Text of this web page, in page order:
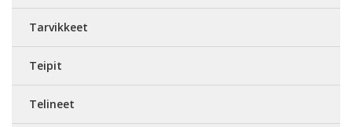
Tarvikkeet
Teipit
Telineet